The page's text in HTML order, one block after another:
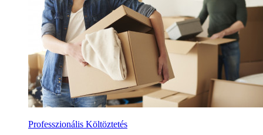
Professzionális Költöztetés